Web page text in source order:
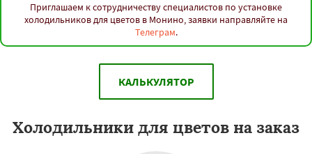
Приглашаем к сотрудничеству специалистов по установке
холодильников для цветов в Монино, заявки направляйте на
Телеграм.
КАЛЬКУЛЯТОР
Холодильники для цветов на заказ